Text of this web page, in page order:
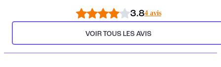
3.84 avis
VOIR TOUS LES AVIS